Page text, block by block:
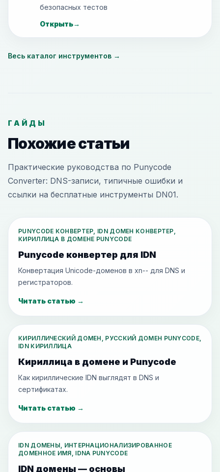
безопасных тестов
Открыть→
Весь каталог инструментов →
ГАЙДЫ
Похожие статьи
Практические руководства по Punycode
Converter: DNS-записи, типичные ошибки и
ссылки на бесплатные инструменты DN01.
PUNYCODE КОНВЕРТЕР, IDN ДОМЕН КОНВЕРТЕР,
КИРИЛЛИЦА В ДОМЕНЕ PUNYCODE
Punycode конвертер для IDN
Конвертация Unicode-доменов в xn-- для DNS и
регистраторов.
Читать статью →
КИРИЛЛИЧЕСКИЙ ДОМЕН, РУССКИЙ ДОМЕН PUNYCODE,
IDN КИРИЛЛИЦА
Кириллица в домене и Punycode
Как кириллические IDN выглядят в DNS и
сертификатах.
Читать статью →
IDN ДОМЕНЫ, ИНТЕРНАЦИОНАЛИЗИРОВАННОЕ
ДОМЕННОЕ ИМЯ, IDNA PUNYCODE
IDN домены — основы